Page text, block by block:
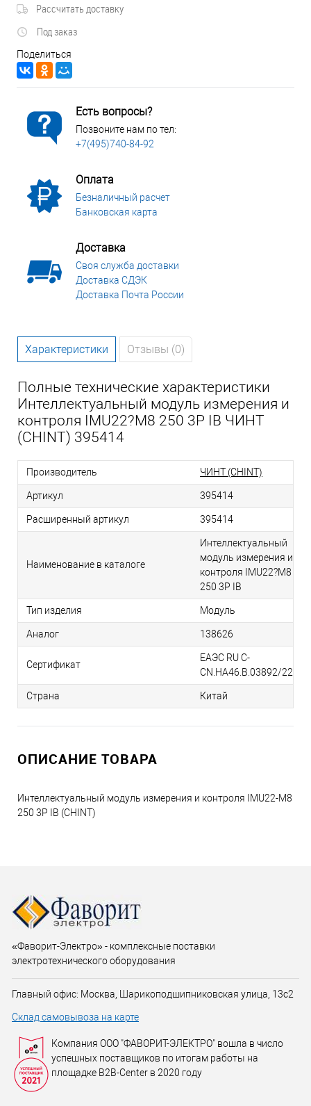
Рассчитать доставку
Под заказ
Поделиться
Есть вопросы?
Позвоните нам по тел:
+7(495)740-84-92
Оплата
Безналичный расчет
Банковская карта
Доставка
Своя служба доставки
Доставка СДЭК
Доставка Почта России
Характеристики Отзывы (0)
Полные технические характеристики
Интеллектуальный модуль измерения и
контроля IMU22?M8 250 3P IB ЧИНТ
(CHINT) 395414
Производитель ЧИНТ (CHINT)
Артикул 395414
Расширенный артикул 395414
Наименование в каталоге
Интеллектуальный
модуль измерения и
контроля IMU22?M8
250 3P IB
Тип изделия Модуль
Аналог 138626
Сертификат
ЕАЭС RU С-
CN.НА46.В.03892/22
Страна Китай
ОПИСАНИЕ ТОВАРА
Интеллектуальный модуль измерения и контроля IMU22-M8
250 3P IB (CHINT)
«Фаворит-Электро» - комплексные поставки
электротехнического оборудования
Главный офис: Москва, Шарикоподшипниковская улица, 13с2
Склад самовывоза на карте
Компания ООО "ФАВОРИТ-ЭЛЕКТРО" вошла в число
успешных поставщиков по итогам работы на
площадке B2B-Center в 2020 году